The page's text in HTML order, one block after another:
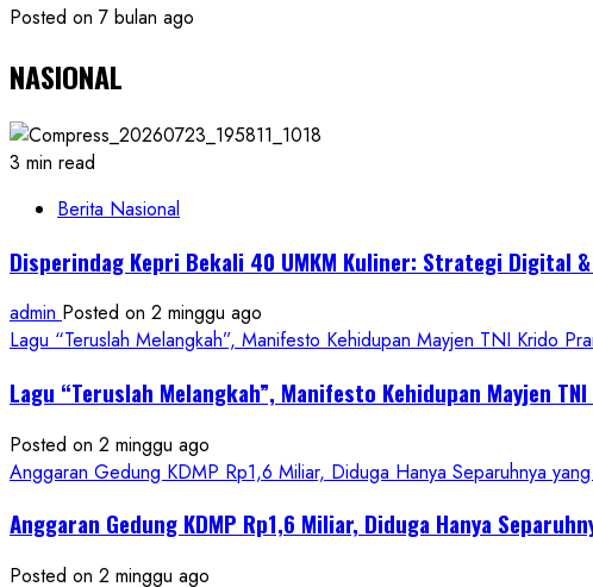
Posted on 7 bulan ago
NASIONAL
3 min read
Berita Nasional
Disperindag Kepri Bekali 40 UMKM Kuliner: Strategi Digital
admin Posted on 2 minggu ago
Lagu “Teruslah Melangkah”, Manifesto Kehidupan Mayjen TNI Krido
Lagu “Teruslah Melangkah”, Manifesto Kehidupan Mayjen
Posted on 2 minggu ago
Anggaran Gedung KDMP Rp1,6 Miliar, Diduga Hanya Separuhnya
Anggaran Gedung KDMP Rp1,6 Miliar, Diduga Hanya
Posted on 2 minggu ago